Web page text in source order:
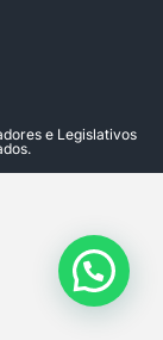
e Legislativos